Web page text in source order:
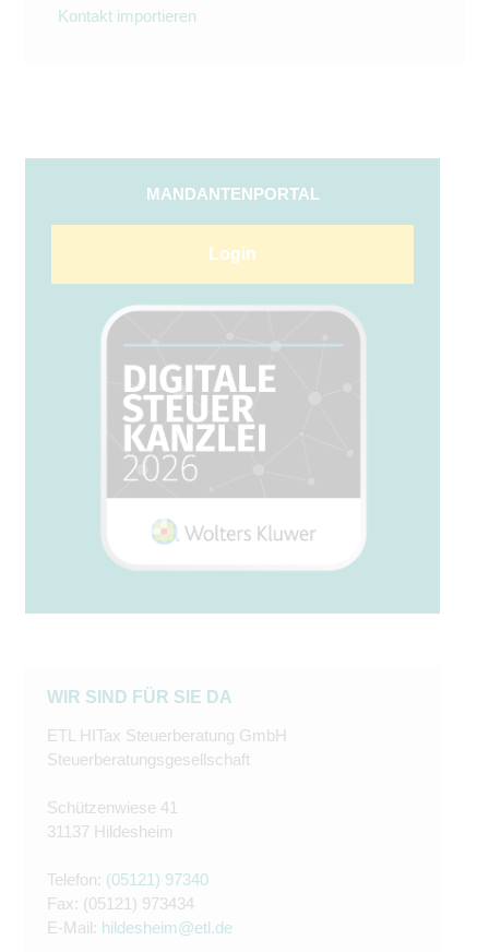
Kontakt importieren
MANDANTENPORTAL
Login
WIR SIND FÜR SIE DA
ETL HITax Steuerberatung GmbH
Steuerberatungsgesellschaft
Schützenwiese 41
31137 Hildesheim
Telefon: (05121) 97340
Fax: (05121) 973434
E-Mail: hildesheim@etl.de